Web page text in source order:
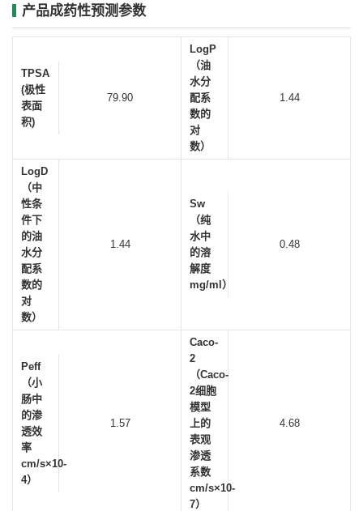
产品成药性预测参数
TPSA
(极性
表面
积)
79.90
LogP
（油
水分
配系
数的
对
数）
1.44
LogD
（中
性条
件下
的油
水分
配系
数的
对
数）
1.44
Sw
（纯
水中
的溶
解度
mg/ml）
0.48
Peff
（小
肠中
的渗
透效
率
cm/s×10-
4）
1.57
Caco-
2
（Caco-
2细胞
模型
上的
表观
渗透
系数
cm/s×10-
7）
4.68